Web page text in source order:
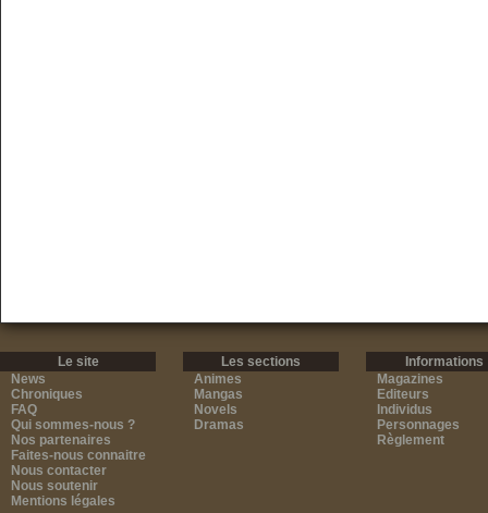
Le site
News
Chroniques
FAQ
Qui sommes-nous ?
Nos partenaires
Faites-nous connaitre
Nous contacter
Nous soutenir
Mentions légales
Les sections
Animes
Mangas
Novels
Dramas
Informations
Magazines
Editeurs
Individus
Personnages
Règlement